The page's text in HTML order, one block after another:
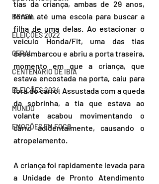
BRASIL
ELEIÇÕES 2022
GERAL
CENTENÁRIO DE IBIÁ
ELEIÇÕES 2024
MUNDO
EMOÇÕES EM FOCO
tias da criança, ambas de 29 anos,
foram até uma escola para buscar a
filha de uma delas. Ao estacionar o
veículo Honda/Fit, uma das tias
desembarcou e abriu a porta traseira,
momento em que a criança, que
estava encostada na porta, caiu para
fora do carro. Assustada com a queda
da sobrinha, a tia que estava ao
volante acabou movimentando o
carro acidentalmente, causando o
atropelamento.
A criança foi rapidamente levada para
a Unidade de Pronto Atendimento